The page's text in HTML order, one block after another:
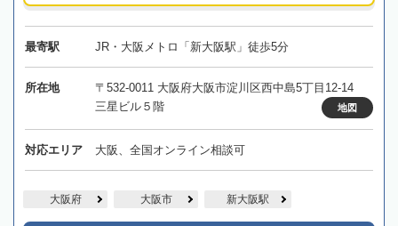
最寄駅 JR・大阪メトロ「新大阪駅」徒歩5分
所在地
〒532-0011 大阪府大阪市淀川区西中島5丁目12-14
三星ビル５階
地図
対応エリア 大阪、全国オンライン相談可
大阪府 大阪市 新大阪駅